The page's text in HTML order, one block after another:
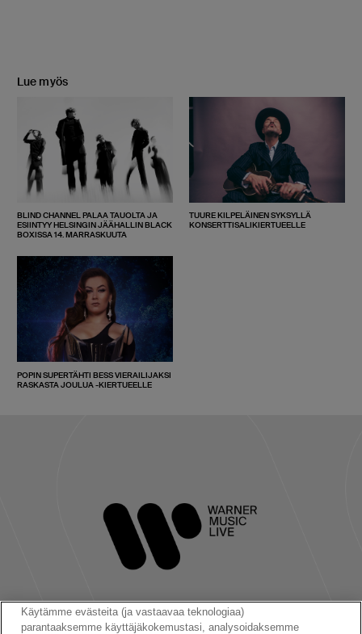
Lue myös
BLIND CHANNEL PALAA TAUOLTA JA
ESIINTYY HELSINGIN JÄÄHALLIN BLACK
BOXISSA 14. MARRASKUUTA
TUURE KILPELÄINEN SYKSYLLÄ
KONSERTTISALIKIERTUEELLE
POPIN SUPERTÄHTI BESS VIERAILIJAKSI
RASKASTA JOULUA -KIERTUEELLE
Käytämme evästeita (ja vastaavaa teknologiaa)
parantaaksemme käyttäjäkokemustasi, analysoidaksemme